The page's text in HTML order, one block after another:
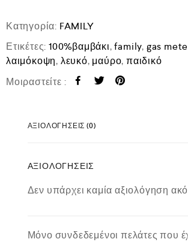
Κατηγορία: FAMILY
Ετικέτες: 100%βαμβάκι,family, gas
λαιμόκοψη, λευκό, μαύρο,παιδικό
Μοιραστείτε :
ΑΞΙΟΛΟΓΉΣΕΙΣ (0)
ΑΞΙΟΛΟΓΉΣΕΙΣ
Δεν υπάρχει καμία αξιολόγηση
Μόνο συνδεδεμένοι πελάτες που